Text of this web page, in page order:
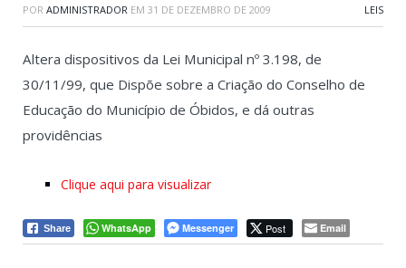
POR ADMINISTRADOR EM 31 DE DEZEMBRO DE 2009 LEIS
Altera dispositivos da Lei Municipal nº 3.198, de
30/11/99, que Dispõe sobre a Criação do Conselho de
Educação do Município de Óbidos, e dá outras
providências
Clique aqui para visualizar
Share WhatsApp Messenger Post Email